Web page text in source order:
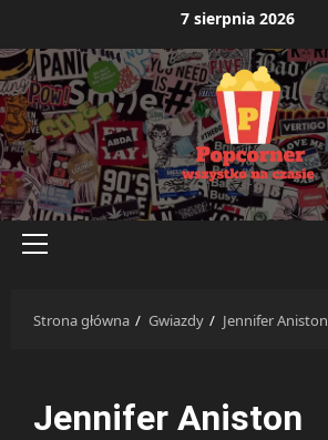
treści
7 sierpnia 2026
Menu
Strona główna Gwiazdy Jennifer Aniston
Jennifer Aniston